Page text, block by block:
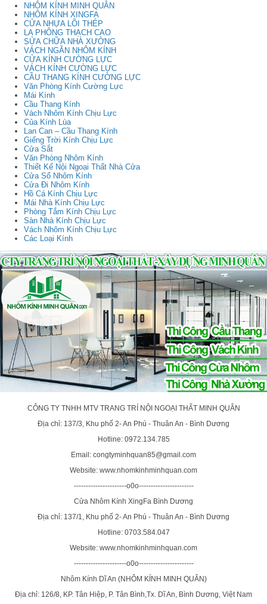
NHÔM KÍNH MINH QUÂN
NHÔM KÍNH XINGFA
CỬA NHỰA LÕI THÉP
LA PHÔNG THẠCH CAO
SỬA CHỮA NHÀ XƯỞNG
VÁCH NGĂN NHÔM KÍNH
CỬA KÍNH CƯỜNG LỰC
VÁCH KÍNH CƯỜNG LỰC
CẦU THANG KÍNH CƯỜNG LỰC
Văn Phòng Kính Cường Lực
Mái Kính
Cầu Thang Kính
Vách Nhôm Kính Chịu Lực
Của Kính Lùa
Lan Can – Cầu Thang Kính
Giếng Trời Kính Chịu Lực
Cửa Sắt
Văn Phòng Nhôm Kính
Thiết Kế Nội Ngoại Thất Nhà Cửa
Cửa Sổ Nhôm Kính
Cửa Đi Nhôm Kính
Hồ Cá Kính Chịu Lực
Mái Nhà Kính Chịu Lực
Phòng Tắm Kính Chịu Lực
Sàn Nhà Kính Chịu Lực
Vách Nhôm Kính Chịu Lực
Các Loại Kính
CÔNG TY TNHH MTV TRANG TRÍ NỘI NGOẠI THẤT MINH QUÂN
Địa chỉ: 137/3, Khu phố 2- An Phú - Thuân An - Bình Dương
Hotline: 0972.134.785
Email: congtyminhquan85@gmail.com
Website: www.nhomkinhminhquan.com
----------------------o0o-----------------------
Cửa Nhôm Kính XingFa Bình Dương
Địa chỉ: 137/1, Khu phố 2- An Phú - Thuân An - Bình Dương
Hotline: 0703.584.047
Website: www.nhomkinhminhquan.com
----------------------o0o-----------------------
Nhôm Kính Dĩ An (NHÔM KÍNH MINH QUÂN)
Địa chỉ: 126/8, KP. Tân Hiệp, P. Tân Bình,Tx. Dĩ An, Bình Dương, Việt Nam